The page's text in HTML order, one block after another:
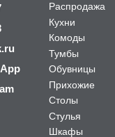
Распродажа
Кухни
Комоды
Тумбы
Обувницы
Прихожие
Столы
Стулья
Шкафы